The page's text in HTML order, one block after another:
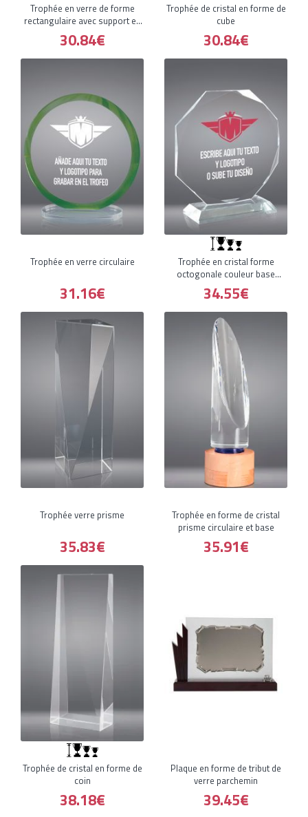
Trophée en verre de forme
rectangulaire avec support en
a
30.84€
Trophée de cristal en forme de
cube
30.84€
Trophée en verre circulaire
31.16€
Trophée en cristal forme
octogonale couleur base
rectangu
34.55€
Trophée verre prisme
35.83€
Trophée en forme de cristal
prisme circulaire et base
35.91€
Trophée de cristal en forme de
coin
38.18€
Plaque en forme de tribut de
verre parchemin
39.45€